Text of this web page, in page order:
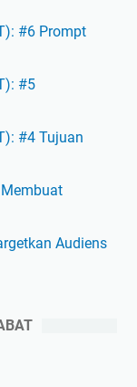
#6 Prompt
#5
#4 Tujuan
Audiens